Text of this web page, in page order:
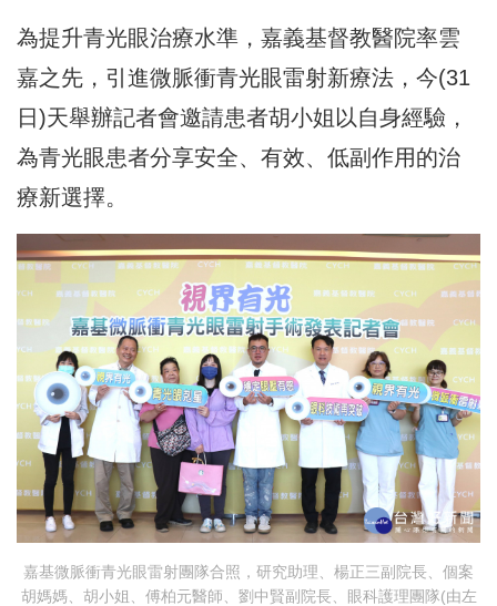
為提升青光眼治療水準，嘉義基督教醫院率雲
嘉之先，引進微脈衝青光眼雷射新療法，今(31
日)天舉辦記者會邀請患者胡小姐以自身經驗，
為青光眼患者分享安全、有效、低副作用的治
療新選擇。
嘉基微脈衝青光眼雷射團隊合照，研究助理、楊正三副院長、個案
胡媽媽、胡小姐、傅柏元醫師、劉中賢副院長、眼科護理團隊(由左